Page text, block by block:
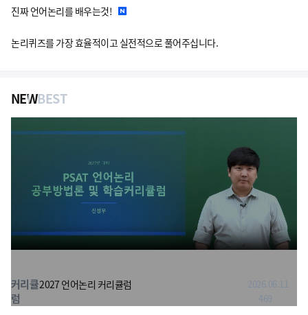
진짜 언어논리를 배우는것!
논리퀴즈를 가장 효율적이고 실전적으로 풀어주십니다.
NEWBEST
커리큘
럼
2027 언어논리 커리큘럼
2026.06.11
469